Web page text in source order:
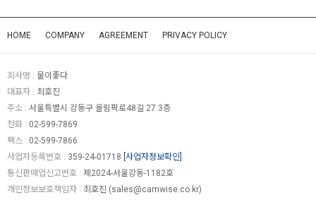
HOME COMPANY AGREEMENT PRIVACY POLICY
회사명 : 물이좋다
대표자 : 최호진
주소 : 서울특별시 강동구 올림픽로48길 27 3층
전화 : 02-599-7869
팩스 : 02-599-7866
사업자등록번호 : 359-24-01718 [사업자정보확인]
통신판매업신고번호 : 제2024-서울강동-1182호
개인정보보호책임자 : 최호진 (sales@camwise.co.kr)